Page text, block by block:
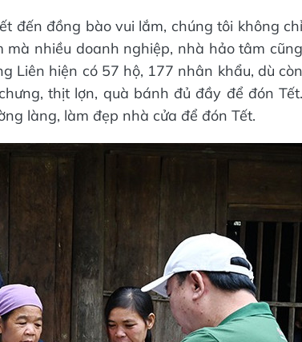
đến đồng bào vui lắm, chúng tôi không chỉ
nhiều doanh nghiệp, nhà hảo tâm cũng
Liên hiện có 57 hộ, 177 nhân khẩu, dù còn
thịt lợn, quà bánh đủ đầy để đón Tết.
làng, làm đẹp nhà cửa để đón Tết.